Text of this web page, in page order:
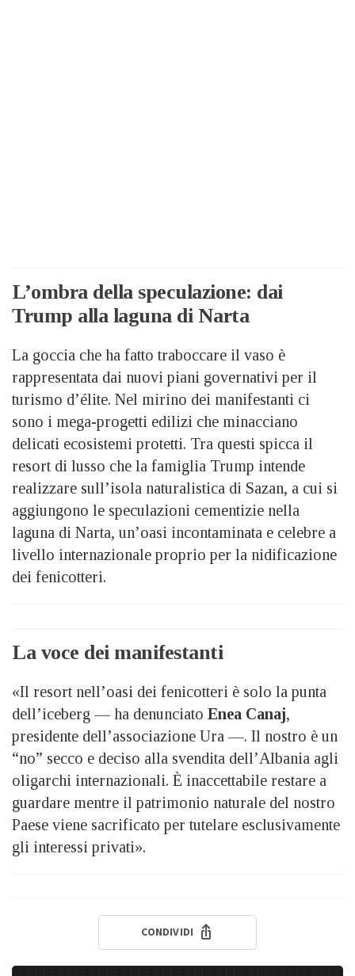
L’ombra della speculazione: dai
Trump alla laguna di Narta
La goccia che ha fatto traboccare il vaso è
rappresentata dai nuovi piani governativi per il
turismo d’élite. Nel mirino dei manifestanti ci
sono i mega-progetti edilizi che minacciano
delicati ecosistemi protetti. Tra questi spicca il
resort di lusso che la famiglia Trump intende
realizzare sull’isola naturalistica di Sazan, a cui si
aggiungono le speculazioni cementizie nella
laguna di Narta, un’oasi incontaminata e celebre a
livello internazionale proprio per la nidificazione
dei fenicotteri.
La voce dei manifestanti
«Il resort nell’oasi dei fenicotteri è solo la punta
dell’iceberg — ha denunciato Enea Canaj,
presidente dell’associazione Ura —. Il nostro è un
“no” secco e deciso alla svendita dell’Albania agli
oligarchi internazionali. È inaccettabile restare a
guardare mentre il patrimonio naturale del nostro
Paese viene sacrificato per tutelare esclusivamente
gli interessi privati».
CONDIVIDI